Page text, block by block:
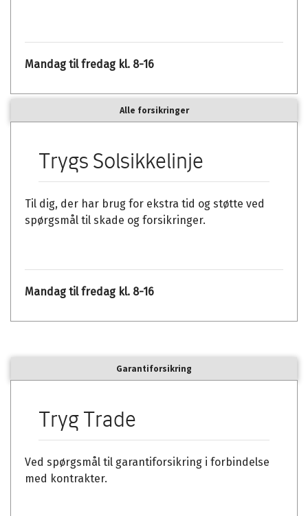
Mandag til fredag kl. 8-16
Alle forsikringer
Trygs Solsikkelinje
Til dig, der har brug for ekstra tid og støtte ved
spørgsmål til skade og forsikringer.
Mandag til fredag kl. 8-16
Garantiforsikring
Tryg Trade
Ved spørgsmål til garantiforsikring i forbindelse
med kontrakter.